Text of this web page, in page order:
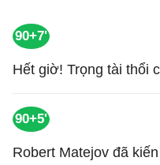
90+7'
Hết giờ! Trọng tài thổi
90+5'
Robert Matejov đã